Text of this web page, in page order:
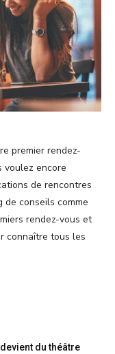
premier rendez-
voulez encore
de rencontres
de conseils comme
rendez-vous et
connaître tous les
du théâtre